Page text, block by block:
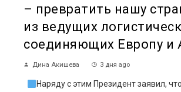
– превратить нашу
из ведущих
соединяющих Европу и
Дина Акишева 3 дня ago
Наряду с этим Президент заявил,